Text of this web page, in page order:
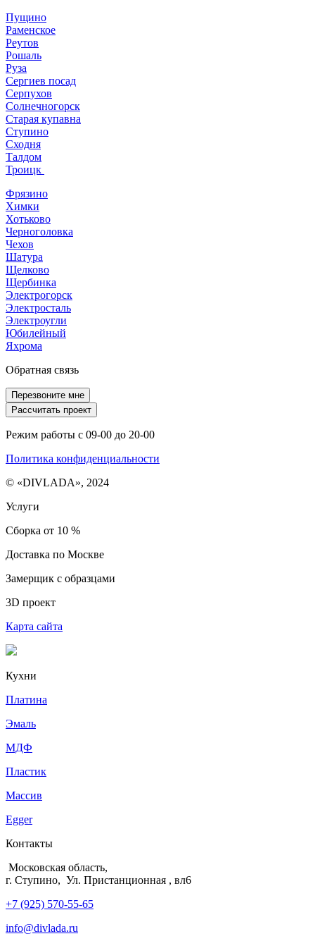
Пущино
Раменское
Реутов
Рошаль
Руза
Сергиев посад
Серпухов
Солнечногорск
Старая купавна
Ступино
Сходня
Талдом
Троицк
Фрязино
Химки
Хотьково
Черноголовка
Чехов
Шатура
Щелково
Щербинка
Электрогорск
Электросталь
Электроугли
Юбилейный
Яхрома
Обратная связь
Перезвоните мне
Рассчитать проект
Режим работы с 09-00 до 20-00
Политика конфиденциальности
© «DIVLADA», 2024
Услуги
Сборка от 10 %
Доставка по Москве
Замерщик с образцами
3D проект
Карта сайта
Кухни
Платина
Эмаль
МДФ
Пластик
Массив
Egger
Контакты
Московская область,
г. Ступино, Ул. Пристанционная , вл6
+7 (925) 570-55-65
info@divlada.ru